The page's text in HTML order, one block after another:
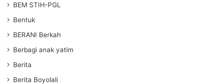
BEM STIH-PGL
Bentuk
BERANI Berkah
Berbagi anak yatim
Berita
Berita Boyolali